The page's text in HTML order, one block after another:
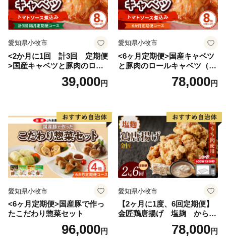
愛知県小牧市
<2か月に1回 計3回 定期便
>国産キャベツと豚肉のロー
ルキャベツ（4P入り）
39,000円
愛知県小牧市
<6ヶ月定期便>国産キャベツ
と豚肉のロールキャベツ（4P
78,000円
愛知県小牧市
<6ヶ月定期便>国産豚で作っ
たこだわり惣菜セット
96,000円
愛知県小牧市
【2ヶ月に1度、6回定期便】
金匠鶏唐揚げ 塩麹 からあ
78,000円